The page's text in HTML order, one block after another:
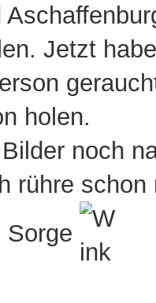
Jetzt
holen.
noch
rühre
Sorge